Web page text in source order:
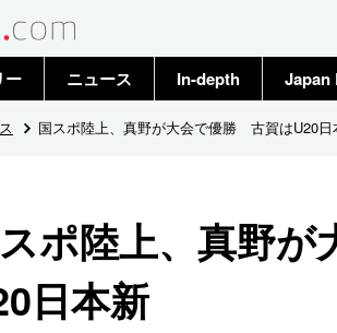
ー ニュース
トップ
In-depth Japan
国スポ陸上、真野が大会で優勝 古賀はU20日
ポ陸上、真野
日本新